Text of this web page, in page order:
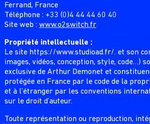
Ferrand, France
Téléphone : +33 (0)4 44 44 60 40
Site web : www.o2switch.fr
Propriété intellectuelle :
Le site https://www.studioad.fr/. et son
images, vidéos, conception, style, code…)
exclusive de Arthur Demonet et
protégée en France par le code de la
et à l’étranger par les conventions
sur le droit d’auteur.
Toute représentation ou reproduction,